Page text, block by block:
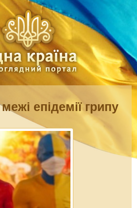
епідемії грипу